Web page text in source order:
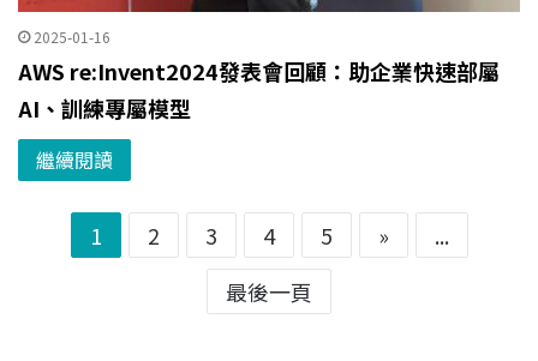
2025-01-16
AWS re:Invent2024發表會回顧：助企業快速部屬
AI、訓練專屬模型
繼續閱讀
1 2 3 4 5 »
...
最後一頁